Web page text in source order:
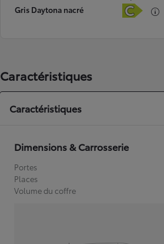
Gris Daytona nacré
Caractéristiques
Caractéristiques
Dimensions & Carrosserie
Portes
Places
Volume du coffre